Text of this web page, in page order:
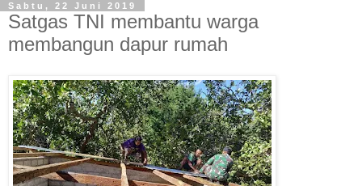
Sabtu, 22 Juni 2019
Satgas TNI membantu warga
membangun dapur rumah